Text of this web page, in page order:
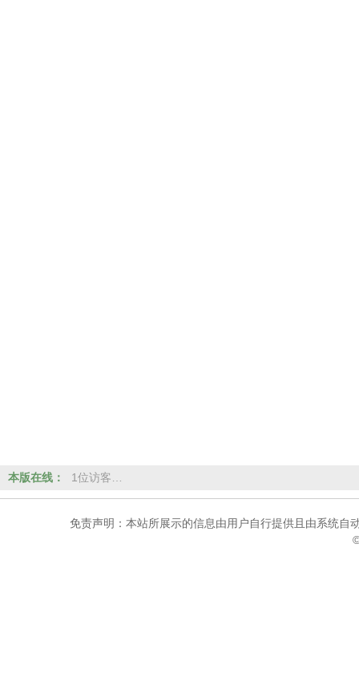
本版在线： 1位访客…
免责声明：本站所展示的信息由用户自行提供且由系统